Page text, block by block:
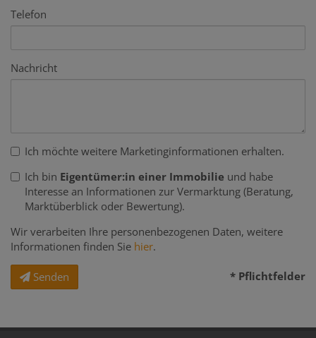
Telefon
Nachricht
Ich möchte weitere Marketinginformationen erhalten.
Ich bin Eigentümer:in einer Immobilie und habe
Interesse an Informationen zur Vermarktung (Beratung,
Marktüberblick oder Bewertung).
Wir verarbeiten Ihre personenbezogenen Daten, weitere
Informationen finden Sie hier.
Senden * Pflichtfelder